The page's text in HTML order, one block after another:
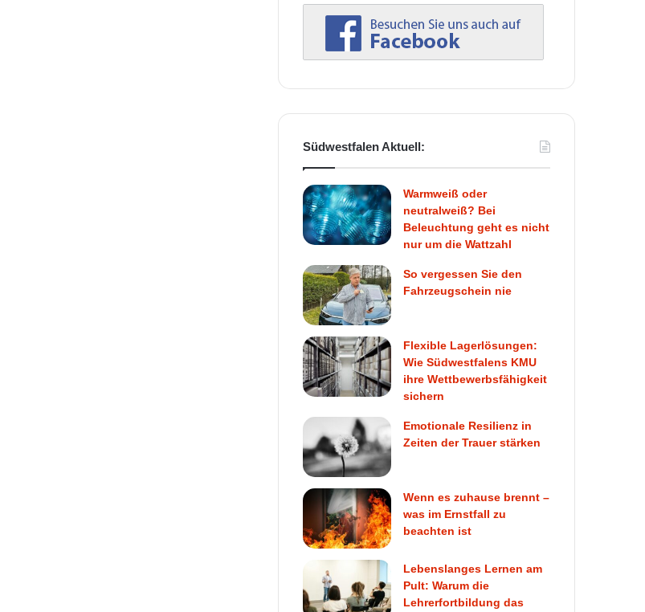
Südwestfalen Aktuell:
Warmweiß oder
neutralweiß? Bei
Beleuchtung geht es nicht
nur um die Wattzahl
So vergessen Sie den
Fahrzeugschein nie
Flexible Lagerlösungen:
Wie Südwestfalens KMU
ihre Wettbewerbsfähigkeit
sichern
Emotionale Resilienz in
Zeiten der Trauer stärken
Wenn es zuhause brennt –
was im Ernstfall zu
beachten ist
Lebenslanges Lernen am
Pult: Warum die
Lehrerfortbildung das